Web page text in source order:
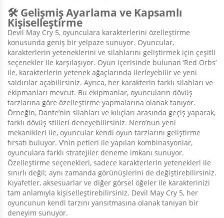
🛠️ Gelişmiş Ayarlama ve Kapsamlı
Kişiselleştirme
Devil May Cry 5, oyunculara karakterlerini özelleştirme
konusunda geniş bir yelpaze sunuyor. Oyuncular,
karakterlerin yeteneklerini ve silahlarını geliştirmek için çeşitli
seçenekler ile karşılaşıyor. Oyun içerisinde bulunan ‘Red Orbs’
ile, karakterlerin yetenek ağaçlarında ilerleyebilir ve yeni
saldırılar açabilirsiniz. Ayrıca, her karakterin farklı silahları ve
ekipmanları mevcut. Bu ekipmanlar, oyuncuların dövüş
tarzlarına göre özelleştirme yapmalarına olanak tanıyor.
Örneğin, Dante’nin silahları ve kılıçları arasında geçiş yaparak,
farklı dövüş stilleri deneyebilirsiniz. Nero’nun yeni
mekanikleri ile, oyuncular kendi oyun tarzlarını geliştirme
fırsatı buluyor. V’nin petleri ile yapılan kombinasyonlar,
oyunculara farklı stratejiler deneme imkanı sunuyor.
Özelleştirme seçenekleri, sadece karakterlerin yetenekleri ile
sınırlı değil; aynı zamanda görünüşlerini de değiştirebilirsiniz.
Kıyafetler, aksesuarlar ve diğer görsel öğeler ile karakterinizi
tam anlamıyla kişiselleştirebilirsiniz. Devil May Cry 5, her
oyuncunun kendi tarzını yansıtmasına olanak tanıyan bir
deneyim sunuyor.